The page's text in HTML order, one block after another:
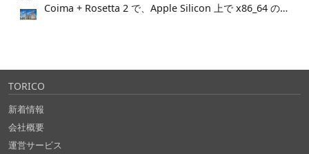
Coima + Rosetta 2 で、Apple Silicon 上で x86_64 の Docker イメージをビルドする (Docker desktop やめる)
TORICO
新着情報
会社概要
運営サービス